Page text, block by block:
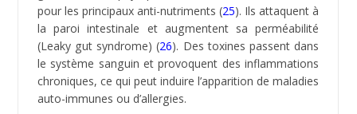
nouveau pour l’homme car apparu au
néolithique”. Contrairement à ce que disent certains
nutritionnistes, les céréales transformées ne sont pas
un élément indispensable de notre équilibre
alimentaire.
Les céréales autorisées dans le régime paléo sont